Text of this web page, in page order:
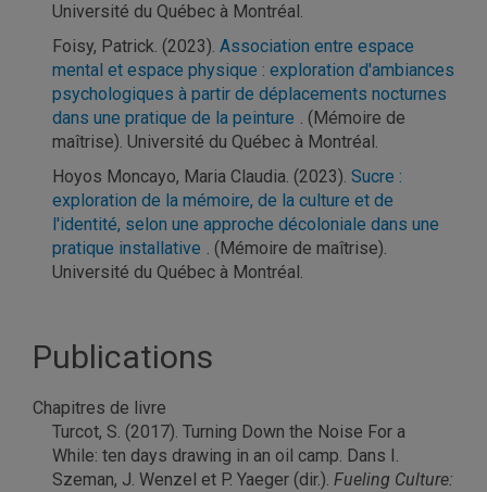
Université du Québec à Montréal.
Foisy, Patrick. (2023). Association entre espace
mental et espace physique : exploration d'ambiances
psychologiques à partir de déplacements nocturnes
dans une pratique de la peinture . (Mémoire de
maîtrise). Université du Québec à Montréal.
Hoyos Moncayo, Maria Claudia. (2023). Sucre :
exploration de la mémoire, de la culture et de
l'identité, selon une approche décoloniale dans une
pratique installative . (Mémoire de maîtrise).
Université du Québec à Montréal.
Publications
Chapitres de livre
Turcot, S. (2017). Turning Down the Noise For a
While: ten days drawing in an oil camp. Dans I.
Szeman, J. Wenzel et P. Yaeger (dir.). Fueling Culture: